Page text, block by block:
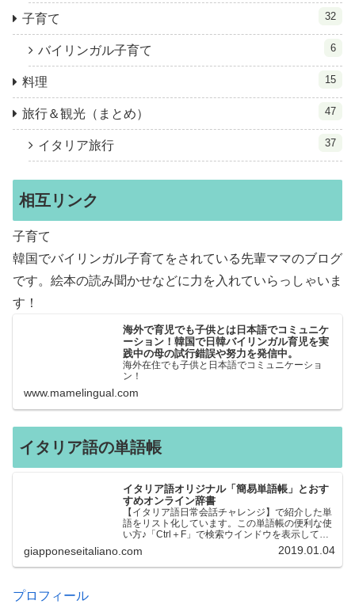
子育て 32
バイリンガル子育て 6
料理 15
旅行＆観光（まとめ） 47
イタリア旅行 37
相互リンク
子育て
韓国でバイリンガル子育てをされている先輩ママのブログ
です。絵本の読み聞かせなどに力を入れていらっしゃいま
す！
海外で育児でも子供とは日本語でコミュニケ
ーション！韓国で日韓バイリンガル育児を実
践中の母の試行錯誤や努力を発信中。
海外在住でも子供と日本語でコミュニケーショ
ン！
www.mamelingual.com
イタリア語の単語帳
イタリア語オリジナル「簡易単語帳」とおす
すめオンライン辞書
【イタリア語日常会話チャレンジ】で紹介した単
語をリスト化しています。この単語帳の便利な使
い方♪「Ctrl＋F」で検索ウインドウを表示して、
知りたい単語を探すことができます。イタリア語
→日本語、日本語→イタリア語 どちらでも検索
できるので、良…
giapponeseitaliano.com 2019.01.04
プロフィール